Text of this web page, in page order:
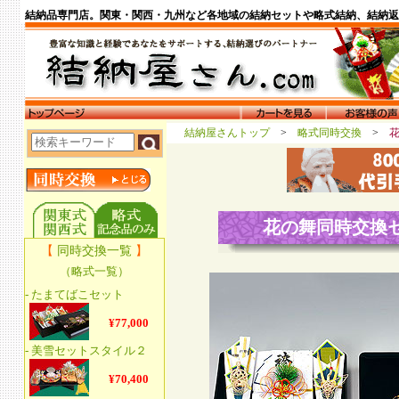
結納品専門店。関東・関西・九州など各地域の結納セットや略式結納、結納
結納屋さんトップ > 略式同時交換 >
花の舞同時交換